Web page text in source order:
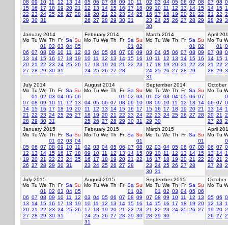
08 09 10 11 12 13
14
15 16 17 18 19 20 21
22 23 24 25 26 27 28
29 30 31
05 06 07 08 09 10 11
12
13 14 15 16 17
18
19 20 21 22 23 24 25
26 27 28 29 30 31
02 03 04 05 06 07 08
09
10 11 12 13 14 15
16
17 18 19 20 21
22
23 24 25 26 27 28 29
30
07 08
14 15
21
22
28 29
January 2014
Mo Tu We Th Fr Sa Su
01
02 03 04 05
06 07 08 09 10 11
12
13
14 15 16 17 18
19
20 21 22 23 24 25 26
27 28 29 30 31
February 2014
Mo Tu We Th Fr Sa Su
01
02
03 04 05 06 07 08 09
10 11 12 13 14 15 16
17
18 19 20 21 22 23
24 25 26 27 28
March 2014
Mo Tu We Th Fr Sa Su
01
02
03 04 05 06 07 08 09
10 11 12 13 14 15 16
17
18 19 20 21 22 23
24 25 26 27 28 29
31
April
Mo Tu
01
07 08
14 15
21
22
28 29
July 2014
Mo Tu We Th Fr Sa Su
01
02 03 04 05 06
07 08 09 10 11 12
13
14 15 16 17 18 19 20
21
22 23 24 25 26 27
28 29 30 31
August 2014
Mo Tu We Th Fr Sa Su
01
02 03
04 05 06 07 08 09
10
11
12 13 14 15 16
17
18
19 20 21 22 23 24
25 26 27 28 29 30 31
September 2014
Mo Tu We Th Fr Sa Su
01
02 03 04 05 06 07
08 09 10 11 12 13
14
15 16 17 18 19 20 21
22 23 24 25 26 27 28
29 30
October
Mo Tu
06 07
13
14
20 21
27 28
January 2015
Mo Tu We Th Fr Sa Su
01
02 03 04
05 06 07 08 09 10 11
12
13 14 15 16 17
18
19 20 21 22 23 24 25
26 27 28 29 30 31
February 2015
Mo Tu We Th Fr Sa Su
01
02 03 04 05 06 07 08
09
10 11 12 13 14 15
16
17 18 19 20 21
22
23 24 25 26 27 28
March 2015
Mo Tu We Th Fr Sa Su
01
02 03 04 05 06 07 08
09
10 11 12 13 14 15
16
17 18 19 20 21
22
23 24 25 26 27 28
30 31
April
Mo Tu
06 07
13
14
20 21
27 28
July 2015
Mo Tu We Th Fr Sa Su
01
02 03 04 05
06 07 08 09 10 11
12
13
14 15 16 17 18
19
20 21 22 23 24 25 26
27 28 29 30 31
August 2015
Mo Tu We Th Fr Sa Su
01
02
03 04 05 06 07 08 09
10 11 12 13 14 15 16
17
18 19 20 21 22 23
24 25 26 27 28 29 30
31
September 2015
Mo Tu We Th Fr Sa Su
01
02 03 04 05 06
07 08 09 10 11 12
13
14 15 16 17 18 19 20
21
22 23 24 25 26 27
28 29 30
October
Mo Tu
05 06
12
13
19 20
26 27